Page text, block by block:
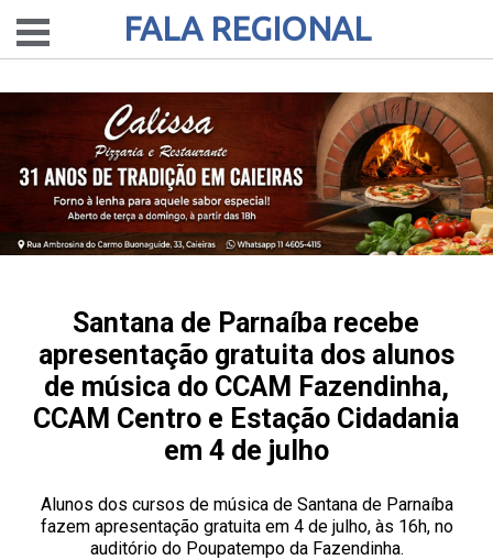
FALA REGIONAL
Santana de Parnaíba recebe
apresentação gratuita dos alunos
de música do CCAM Fazendinha,
CCAM Centro e Estação Cidadania
em 4 de julho
Alunos dos cursos de música de Santana de Parnaíba
fazem apresentação gratuita em 4 de julho, às 16h, no
auditório do Poupatempo da Fazendinha.